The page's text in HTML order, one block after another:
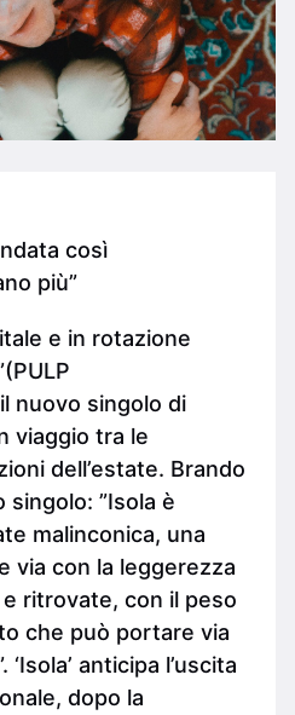
così
più”
e in rotazione
nuovo singolo di
viaggio tra le
dell’estate. Brando
singolo: ”Isola è
malinconica, una
via con la leggerezza
ritrovate, con il peso
che può portare via
anticipa l’uscita
dopo la